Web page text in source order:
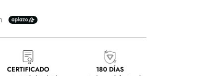
CERTIFICADO
180 DÍAS